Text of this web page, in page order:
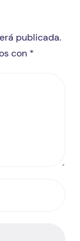
publicada.
con *